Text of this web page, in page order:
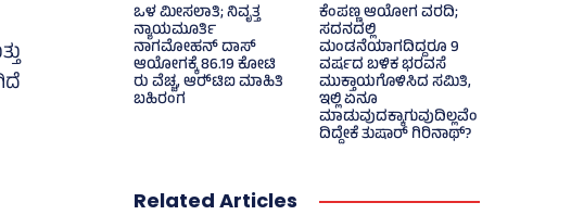
ಒಳ ಮೀಸಲಾತಿ; ನಿವೃತ್ತ
ನ್ಯಾಯಮೂರ್ತಿ
ನಾಗಮೋಹನ್ ದಾಸ್
ಆಯೋಗಕ್ಕೆ 86.19 ಕೋಟಿ
ರು ವೆಚ್ಚ, ಆರ್‍‌ಟಿಐ ಮಾಹಿತಿ
ಬಹಿರಂಗ
ಕೆಂಪಣ್ಣ ಆಯೋಗ ವರದಿ;
ಸದನದಲ್ಲಿ
ಮಂಡನೆಯಾಗದಿದ್ದರೂ 9
ವರ್ಷದ ಬಳಿಕ ಭರವಸೆ
ಮುಕ್ತಾಯಗೊಳಿಸಿದ ಸಮಿತಿ,
ಇಲ್ಲಿ ಏನೂ
ಮಾಡುವುದಕ್ಕಾಗುವುದಿಲ್ಲವೆಂ
ದಿದ್ದೇಕೆ ತುಷಾರ್ ಗಿರಿನಾಥ್?
Related Articles